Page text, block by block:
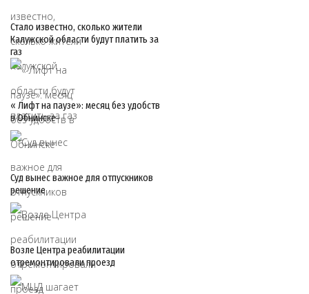
Стало известно, сколько жители
Калужской области будут платить за
газ
« Лифт на паузе»: месяц без удобств
в Обнинске
Суд вынес важное для отпускников
решение
Возле Центра реабилитации
отремонтировали проезд